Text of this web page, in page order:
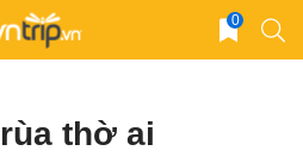
0
thờ ai